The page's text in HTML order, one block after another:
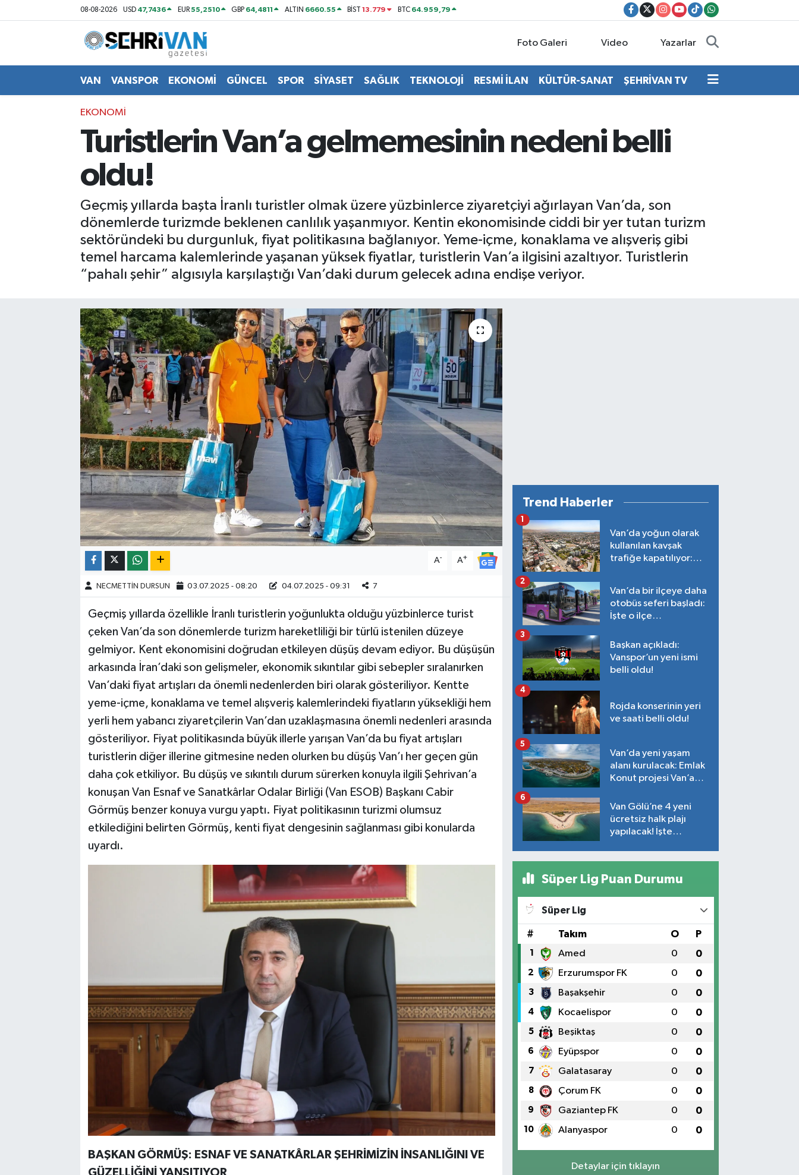
08-08-2026 USD 47,7436 EUR55,2510 GBP 64,4811 ALTIN 6660.55 BİST13.779 BTC 64.959,79
Foto Galeri Video Yazarlar
VAN VANSPOR EKONOMİ GÜNCEL SPOR SİYASET SAĞLIK TEKNOLOJİ RESMİ İLAN KÜLTÜR-SANAT ŞEHRİVAN TV
EKONOMİ
Turistlerin Van’a gelmemesinin nedeni belli
oldu!
Geçmiş yıllarda başta İranlı turistler olmak üzere yüzbinlerce ziyaretçiyi ağırlayan Van’da, son
dönemlerde turizmde beklenen canlılık yaşanmıyor. Kentin ekonomisinde ciddi bir yer tutan turizm
sektöründeki bu durgunluk, fiyat politikasına bağlanıyor. Yeme-içme, konaklama ve alışveriş gibi
temel harcama kalemlerinde yaşanan yüksek fiyatlar, turistlerin Van’a ilgisini azaltıyor. Turistlerin
“pahalı şehir” algısıyla karşılaştığı Van’daki durum gelecek adına endişe veriyor.
A- A+
NECMETTİN DURSUN 03.07.2025 - 08:20 04.07.2025 - 09:31 7
Geçmiş yıllarda özellikle İranlı turistlerin yoğunlukta olduğu yüzbinlerce turist
çeken Van’da son dönemlerde turizm hareketliliği bir türlü istenilen düzeye
gelmiyor. Kent ekonomisini doğrudan etkileyen düşüş devam ediyor. Bu düşüşün
arkasında İran’daki son gelişmeler, ekonomik sıkıntılar gibi sebepler sıralanırken
Van’daki fiyat artışları da önemli nedenlerden biri olarak gösteriliyor. Kentte
yeme-içme, konaklama ve temel alışveriş kalemlerindeki fiyatların yüksekliği hem
yerli hem yabancı ziyaretçilerin Van’dan uzaklaşmasına önemli nedenleri arasında
gösteriliyor. Fiyat politikasında büyük illerle yarışan Van’da bu fiyat artışları
turistlerin diğer illerine gitmesine neden olurken bu düşüş Van’ı her geçen gün
daha çok etkiliyor. Bu düşüş ve sıkıntılı durum sürerken konuyla ilgili Şehrivan’a
konuşan Van Esnaf ve Sanatkârlar Odalar Birliği (Van ESOB) Başkanı Cabir
Görmüş benzer konuya vurgu yaptı. Fiyat politikasının turizmi olumsuz
etkilediğini belirten Görmüş, kenti fiyat dengesinin sağlanması gibi konularda
uyardı.
BAŞKAN GÖRMÜŞ: ESNAF VE SANATKÂRLAR ŞEHRİMİZİN İNSANLIĞINI VE
Trend Haberler
Van’da yoğun olarak
kullanılan kavşak
trafiğe kapatılıyor:
1
Van’da bir ilçeye daha
otobüs seferi başladı:
İşte o ilçe…
2
Başkan açıkladı:
Vanspor’un yeni ismi
belli oldu!
3
Rojda konserinin yeri
ve saati belli oldu!
4
Van’da yeni yaşam
alanı kurulacak: Emlak
Konut projesi Van’a
5
Van Gölü’ne 4 yeni
ücretsiz halk plajı
yapılacak! İşte
6
Süper Lig Puan Durumu
Süper Lig
# Takım O P
1 Amed 0 0
2 Erzurumspor FK 0 0
3 Başakşehir 0 0
4 Kocaelispor 0 0
5 Beşiktaş 0 0
6 Eyüpspor 0 0
7 Galatasaray 0 0
8 Çorum FK 0 0
9 Gaziantep FK 0 0
10 Alanyaspor 0 0
Detaylar için tıklayın
Van Nöbetçi Eczaneler
Van Hava Durumu
VAN Namaz Vakitleri
Van Trafik Yoğunluk Haritası
Süper Lig Puan Durumu ve Fikstür
Son Dakika Haberleri
Haber Arşivi